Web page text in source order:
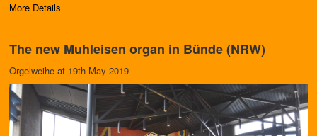
More Details
The new Muhleisen organ in Bünde (NRW)
Orgelweihe at 19th May 2019